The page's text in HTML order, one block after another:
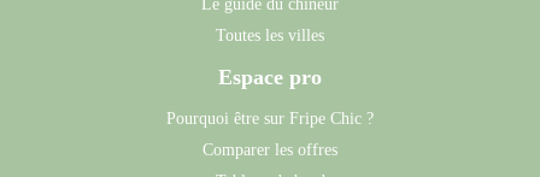
Le guide du chineur
Toutes les villes
Espace pro
Pourquoi être sur Fripe Chic ?
Comparer les offres